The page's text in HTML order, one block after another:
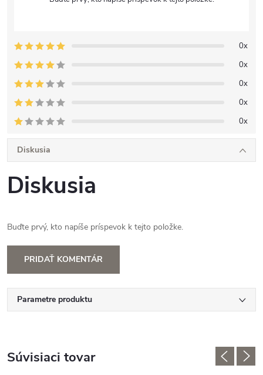
0x
0x
0x
0x
0x
Diskusia
Diskusia
Buďte prvý, kto napíše príspevok k tejto položke.
PRIDAŤ KOMENTÁR
Parametre produktu
Súvisiaci tovar